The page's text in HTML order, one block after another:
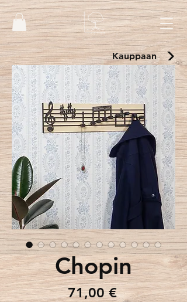
Kauppaan
Chopin
71,00 €Hinta